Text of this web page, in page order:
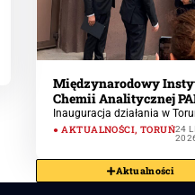
Międzynarodowy
Chemii Analitycznej
Inauguracja działania w
AKTUALNOŚCI, TORUŃ24
Aktualności